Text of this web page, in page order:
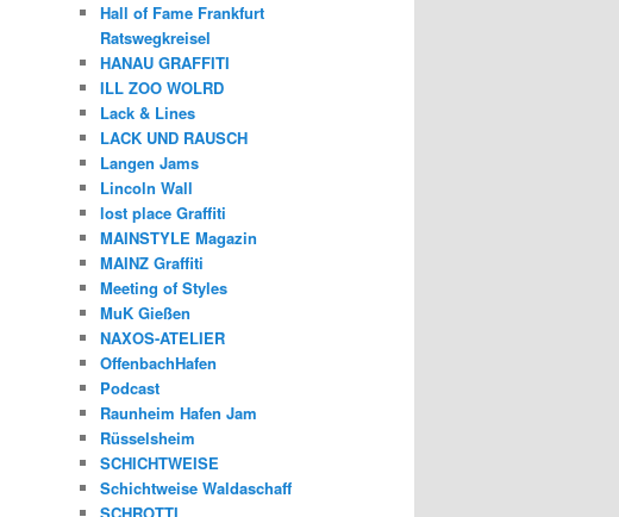
Hall of Fame Frankfurt
Ratswegkreisel
HANAU GRAFFITI
ILL ZOO WOLRD
Lack & Lines
LACK UND RAUSCH
Langen Jams
Lincoln Wall
lost place Graffiti
MAINSTYLE Magazin
MAINZ Graffiti
Meeting of Styles
MuK Gießen
NAXOS-ATELIER
OffenbachHafen
Podcast
Raunheim Hafen Jam
Rüsselsheim
SCHICHTWEISE
Schichtweise Waldaschaff